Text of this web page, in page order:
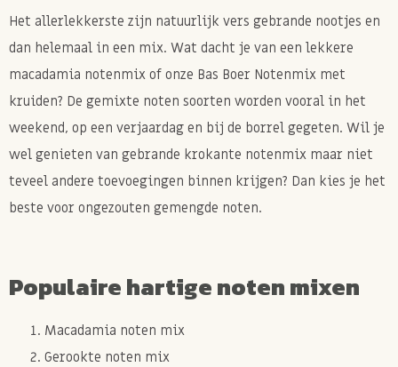
Het allerlekkerste zijn natuurlijk vers gebrande nootjes en
dan helemaal in een mix. Wat dacht je van een lekkere
macadamia notenmix of onze Bas Boer Notenmix met
kruiden? De gemixte noten soorten worden vooral in het
weekend, op een verjaardag en bij de borrel gegeten. Wil je
wel genieten van gebrande krokante notenmix maar niet
teveel andere toevoegingen binnen krijgen? Dan kies je het
beste voor ongezouten gemengde noten.
Populaire hartige noten mixen
Macadamia noten mix
Gerookte noten mix